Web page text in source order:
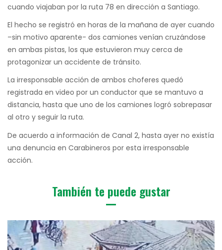
cuando viajaban por la ruta 78 en dirección a Santiago.
El hecho se registró en horas de la mañana de ayer cuando
–sin motivo aparente- dos camiones venían cruzándose
en ambas pistas, los que estuvieron muy cerca de
protagonizar un accidente de tránsito.
La irresponsable acción de ambos choferes quedó
registrada en video por un conductor que se mantuvo a
distancia, hasta que uno de los camiones logró sobrepasar
al otro y seguir la ruta.
De acuerdo a información de Canal 2, hasta ayer no existía
una denuncia en Carabineros por esta irresponsable
acción.
También te puede gustar